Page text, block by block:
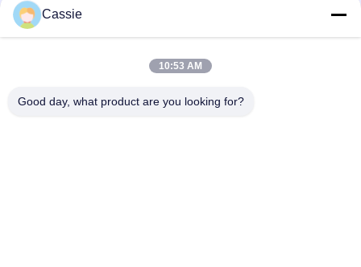
3000w het Lassenmachine die van de capsulefilter effectief
de Huisvesting van de Capsulefilter verzegelen
3000W heet Smeltings Verzegelend Lassen van Plastic
Beëindigenkappen voor het Vouwen van de Productielijn van
Cassie
10:53 AM
Good day, what product are you looking for?